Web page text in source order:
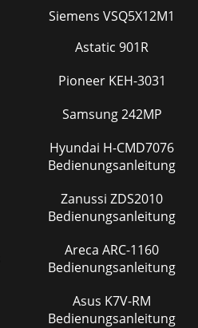
Siemens VSQ5X12M1
Astatic 901R
Pioneer KEH-3031
Samsung 242MP
Hyundai H-CMD7076
Bedienungsanleitung
Zanussi ZDS2010
Bedienungsanleitung
Areca ARC-1160
Bedienungsanleitung
Asus K7V-RM
Bedienungsanleitung